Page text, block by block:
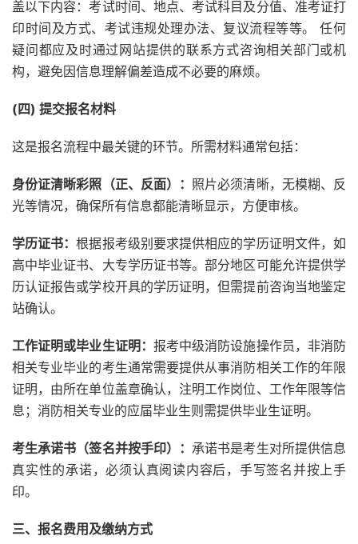
盖以下内容：考试时间、地点、考试科目及分值、准考证打
印时间及方式、考试违规处理办法、复议流程等等。 任何
疑问都应及时通过网站提供的联系方式咨询相关部门或机
构，避免因信息理解偏差造成不必要的麻烦。
(四) 提交报名材料
这是报名流程中最关键的环节。所需材料通常包括：
身份证清晰彩照（正、反面）： 照片必须清晰，无模糊、反
光等情况，确保所有信息都能清晰显示，方便审核。
学历证书：根据报考级别要求提供相应的学历证明文件，如
高中毕业证书、大专学历证书等。部分地区可能允许提供学
历认证报告或学校开具的学历证明，但需提前咨询当地鉴定
站确认。
工作证明或毕业生证明： 报考中级消防设施操作员，非消防
相关专业毕业的考生通常需要提供从事消防相关工作的年限
证明，由所在单位盖章确认，注明工作岗位、工作年限等信
息；消防相关专业的应届毕业生则需提供毕业生证明。
考生承诺书（签名并按手印）：承诺书是考生对所提供信息
真实性的承诺，必须认真阅读内容后，手写签名并按上手
印。
三、报名费用及缴纳方式